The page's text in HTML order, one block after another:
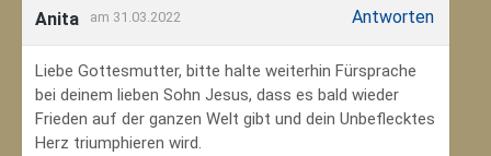
Anita am 31.03.2022 Antworten
Liebe Gottesmutter, bitte halte weiterhin Fürsprache
bei deinem lieben Sohn Jesus, dass es bald wieder
Frieden auf der ganzen Welt gibt und dein Unbeflecktes
Herz triumphieren wird.